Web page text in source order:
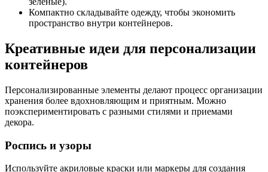
Компактно складывайте одежду, чтобы экономить
пространство внутри контейнеров.
Креативные идеи для персонализации
контейнеров
Персонализированные элементы делают процесс организации
хранения более вдохновляющим и приятным. Можно
поэкспериментировать с разными стилями и приемами
декора.
Роспись и узоры
Используйте акриловые краски или маркеры для создания